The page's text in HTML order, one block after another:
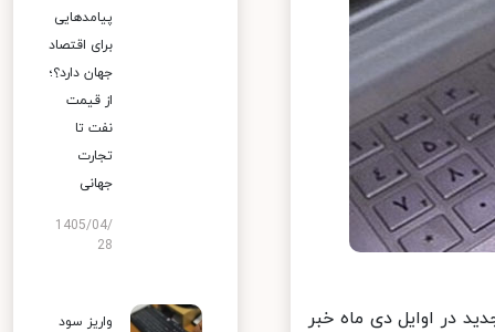
جدید در اوایل دی ماه خبر
پیامدهایی
برای اقتصاد
جهان دارد؟؛
از قیمت
نفت تا
تجارت
جهانی
1405/04/
28
واریز سود